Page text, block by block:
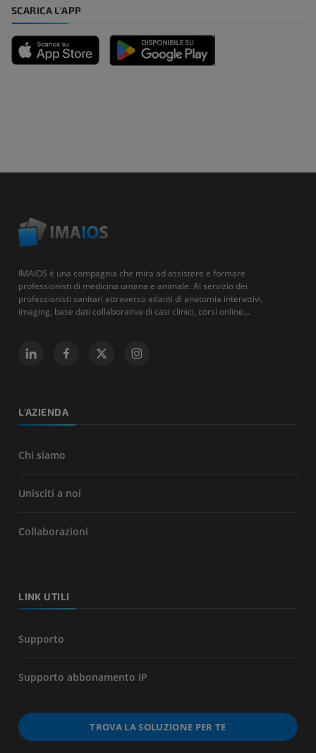
SCARICA L'APP
IMAIOS è una compagnia che mira ad assistere e formare
professionisti di medicina umana e animale. Al servizio dei
professionisti sanitari attraverso atlanti di anatomia interattivi,
imaging, base dati collaborativa di casi clinici, corsi online...
L'AZIENDA
Chi siamo
Unisciti a noi
Collaborazioni
LINK UTILI
Supporto
Supporto abbonamento IP
TROVA LA SOLUZIONE PER TE